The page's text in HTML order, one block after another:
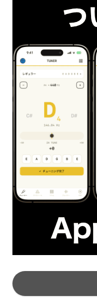
無料体験レッ
「ずっと
プ
Post
feedly